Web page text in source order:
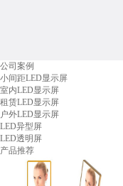
公司案例
小间距LED显示屏
室内LED显示屏
租赁LED显示屏
户外LED显示屏
LED异型屏
LED透明屏
产品推荐